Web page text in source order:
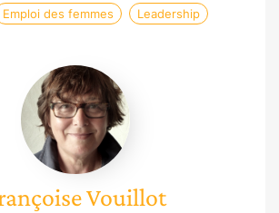
Emploi des femmes Leadership
Françoise
Vouillot
Vouillot